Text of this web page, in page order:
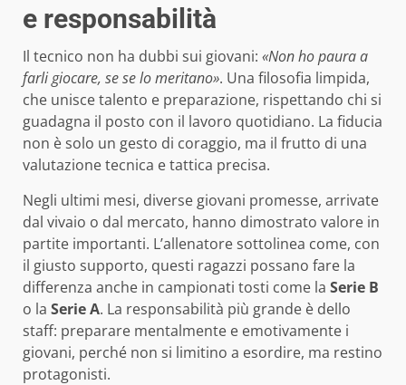
e responsabilità
Il tecnico non ha dubbi sui giovani: «Non ho paura a
farli giocare, se se lo meritano». Una filosofia limpida,
che unisce talento e preparazione, rispettando chi si
guadagna il posto con il lavoro quotidiano. La fiducia
non è solo un gesto di coraggio, ma il frutto di una
valutazione tecnica e tattica precisa.
Negli ultimi mesi, diverse giovani promesse, arrivate
dal vivaio o dal mercato, hanno dimostrato valore in
partite importanti. L’allenatore sottolinea come, con
il giusto supporto, questi ragazzi possano fare la
differenza anche in campionati tosti come la Serie B
o la Serie A. La responsabilità più grande è dello
staff: preparare mentalmente e emotivamente i
giovani, perché non si limitino a esordire, ma restino
protagonisti.